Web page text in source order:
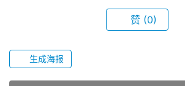
赞 (0)
生成海报